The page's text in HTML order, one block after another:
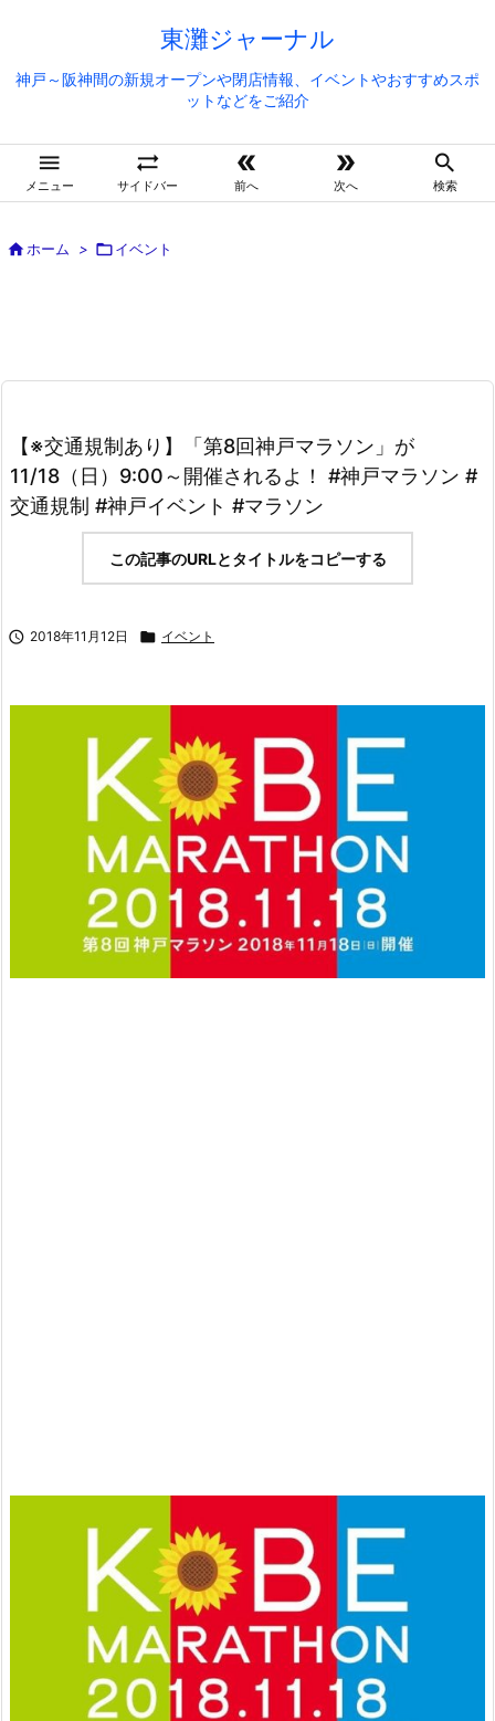
東灘ジャーナル
神戸～阪神間の新規オープンや閉店情報、イベントやおすすめスポ
ットなどをご紹介

メニュー

サイドバー

前へ

次へ

検索
ホーム > イベント
【※交通規制あり】「第8回神戸マラソン」が
11/18（日）9:00～開催されるよ！ #神戸マラソン #
交通規制 #神戸イベント #マラソン
この記事のURLとタイトルをコピーする
 2018年11月12日  イベント